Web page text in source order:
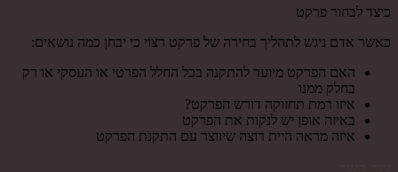
כיצד לבחור פרקט
כאשר אדם ניגש לתהליך בחירה של פרקט רצוי כי יבחן כמה נושאים:
האם הפרקט מיועד להתקנה בכל החלל הפרטי או העסקי או רק
בחלק ממנו
איזו רמת תחזוקה דורש הפרקט?
באיזה אופן יש לנקות את הפרקט
איזה מראה היית רוצה שיווצר עם התקנת הפרקט